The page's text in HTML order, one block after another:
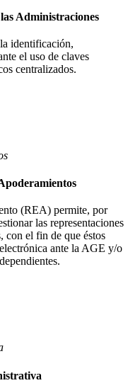
Administraciones
identificación,
el uso de claves
centralizados.
(REA) permite, por
las representaciones
con el fin de que éstos
ante la AGE y/o